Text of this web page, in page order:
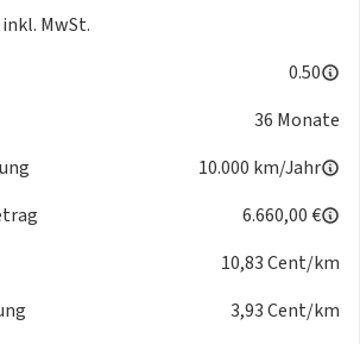
(Andriod Auto, Apple CarPlay)
und Easy Start sowie SAFE-Sicherung
konvex, Beifahrerseite konvex
(Easy Light Assist)
(1-Gang)
inkl. MwSt.
0.50
36 Monate
10.000 km/Jahr
6.660,00 €
10,83 Cent/km
3,93 Cent/km